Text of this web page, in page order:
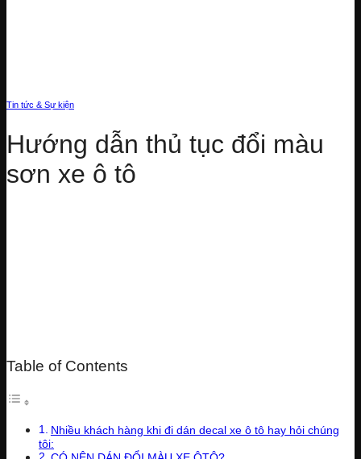
Tin tức & Sự kiện
Hướng dẫn thủ tục đổi màu
sơn xe ô tô
Table of Contents
Nhiều khách hàng khi đi dán decal xe ô tô hay hỏi chúng
tôi: